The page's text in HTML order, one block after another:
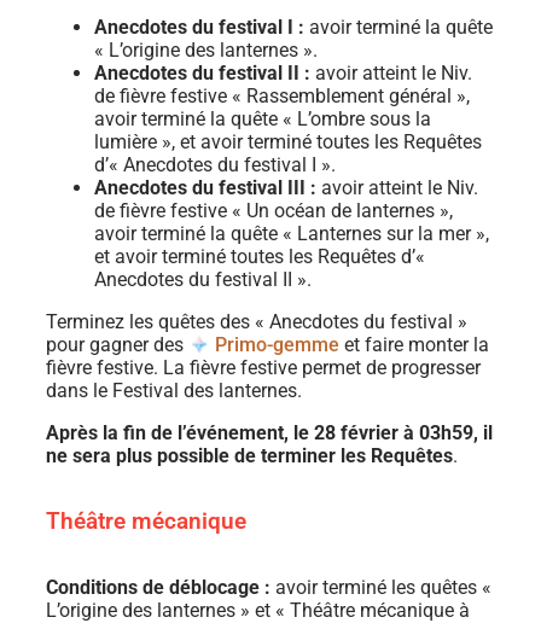
Anecdotes du festival I : avoir terminé la quête
« L’origine des lanternes ».
Anecdotes du festival II : avoir atteint le Niv.
de fièvre festive « Rassemblement général »,
avoir terminé la quête « L’ombre sous la
lumière », et avoir terminé toutes les Requêtes
d’« Anecdotes du festival I ».
Anecdotes du festival III : avoir atteint le Niv.
de fièvre festive « Un océan de lanternes »,
avoir terminé la quête « Lanternes sur la mer »,
et avoir terminé toutes les Requêtes d’«
Anecdotes du festival II ».
Terminez les quêtes des « Anecdotes du festival »
pour gagner des
Primo-gemme et faire monter la
fièvre festive. La fièvre festive permet de progresser
dans le Festival des lanternes.
Après la fin de l’événement, le 28 février à 03h59, il
ne sera plus possible de terminer les Requêtes.
Théâtre mécanique
Conditions de déblocage : avoir terminé les quêtes «
L’origine des lanternes » et « Théâtre mécanique à